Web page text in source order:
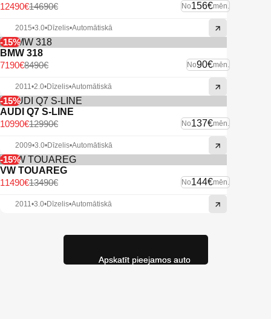
No156€mēn.
14690€
12490€
2015•3.0•Dīzelis•Automātiskā
-15%
BMW 318
No90€mēn.
8490€
7190€
2011•2.0•Dīzelis•Automātiskā
-15%
AUDI Q7 S-LINE
No137€mēn.
12990€
10990€
2009•3.0•Dīzelis•Automātiskā
-15%
VW TOUAREG
No144€mēn.
13490€
11490€
2011•3.0•Dīzelis•Automātiskā